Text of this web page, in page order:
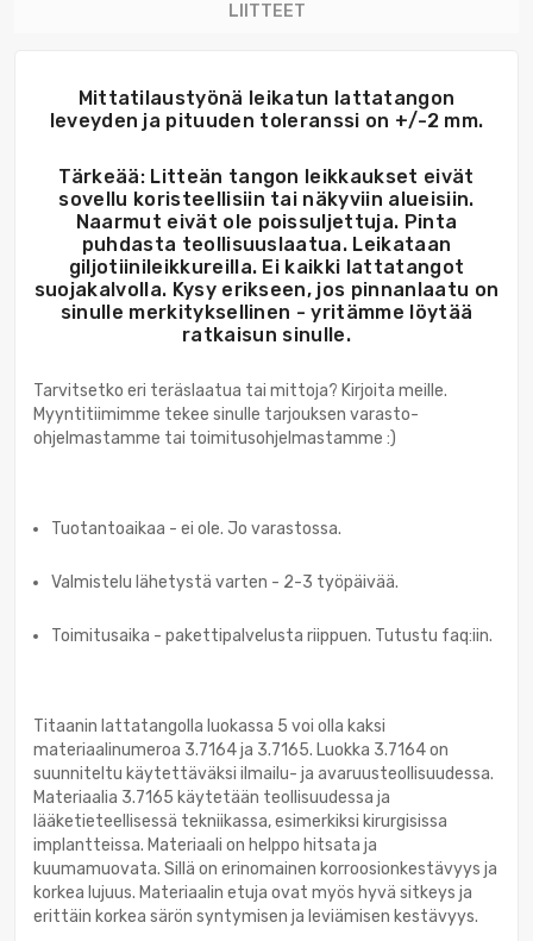
LIITTEET
Mittatilaustyönä leikatun lattatangon
leveyden ja pituuden toleranssi on +/-2 mm.
Tärkeää: Litteän tangon leikkaukset eivät
sovellu koristeellisiin tai näkyviin alueisiin.
Naarmut eivät ole poissuljettuja. Pinta
puhdasta teollisuuslaatua. Leikataan
giljotiinileikkureilla. Ei kaikki lattatangot
suojakalvolla. Kysy erikseen, jos pinnanlaatu on
sinulle merkityksellinen - yritämme löytää
ratkaisun sinulle.
Tarvitsetko eri teräslaatua tai mittoja? Kirjoita meille.
Myyntitiimimme tekee sinulle tarjouksen varasto-
ohjelmastamme tai toimitusohjelmastamme :)
Tuotantoaikaa - ei ole. Jo varastossa.
Valmistelu lähetystä varten - 2-3 työpäivää.
Toimitusaika - pakettipalvelusta riippuen. Tutustu faq:iin.
Titaanin lattatangolla luokassa 5 voi olla kaksi
materiaalinumeroa 3.7164 ja 3.7165. Luokka 3.7164 on
suunniteltu käytettäväksi ilmailu- ja avaruusteollisuudessa.
Materiaalia 3.7165 käytetään teollisuudessa ja
lääketieteellisessä tekniikassa, esimerkiksi kirurgisissa
implantteissa. Materiaali on helppo hitsata ja
kuumamuovata. Sillä on erinomainen korroosionkestävyys ja
korkea lujuus. Materiaalin etuja ovat myös hyvä sitkeys ja
erittäin korkea särön syntymisen ja leviämisen kestävyys.